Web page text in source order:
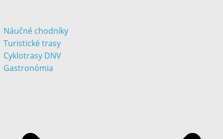
Náučné chodníky
Turistické trasy
Cyklotrasy DNV
Gastronómia